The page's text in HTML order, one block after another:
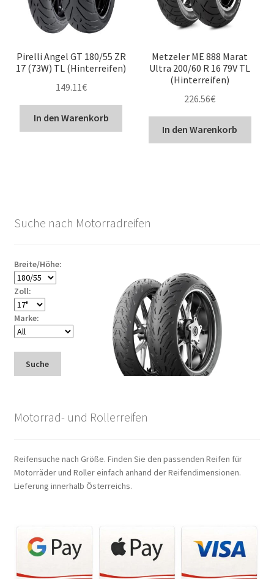
Pirelli Angel GT 180/55 ZR
17 (73W) TL (Hinterreifen)
149.11€
In den Warenkorb
Metzeler ME 888 Marat
Ultra 200/60 R 16 79V TL
(Hinterreifen)
226.56€
In den Warenkorb
Suche nach Motorradreifen
Breite/Höhe:
Zoll:
Marke:
Suche
Motorrad- und Rollerreifen
Reifensuche nach Größe. Finden Sie den passenden Reifen für
Motorräder und Roller einfach anhand der Reifendimensionen.
Lieferung innerhalb Österreichs.